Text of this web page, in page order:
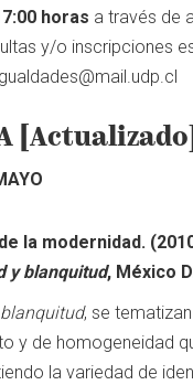
horas a través de
y/o inscripciones
[Actualizado]
la modernidad.
y blanquitud, México
, se
y de homogeneidad
la variedad de